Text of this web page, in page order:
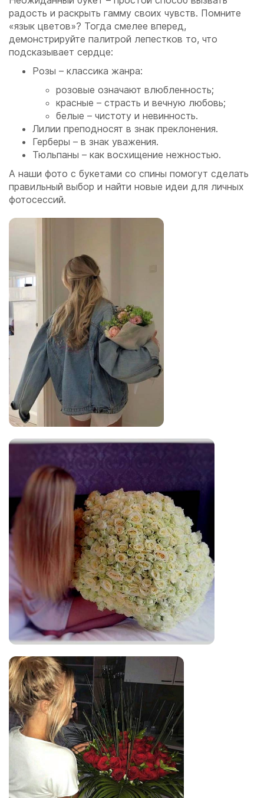
радость и раскрыть гамму своих чувств. Помните
«язык цветов»? Тогда смелее вперед,
демонстрируйте палитрой лепестков то, что
подсказывает сердце:
Розы – классика жанра:
розовые означают влюбленность;
красные – страсть и вечную любовь;
белые – чистоту и невинность.
Лилии преподносят в знак преклонения.
Герберы – в знак уважения.
Тюльпаны – как восхищение нежностью.
А наши фото с букетами со спины помогут сделать
правильный выбор и найти новые идеи для личных
фотосессий.